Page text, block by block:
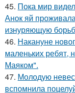
45. Пока мир
Анок яй
изнуряющую
46. Накануне
маленьких ребят,
Маяком".
47. Молодую
вспомнила